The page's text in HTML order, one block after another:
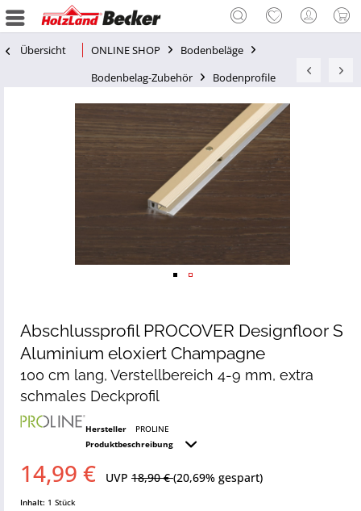
Übersicht ONLINE SHOP
Bodenbeläge
Bodenbelag-Zubehör
Bodenprofile
Abschlussprofil PROCOVER Designfloor S
Aluminium eloxiert Champagne
100 cm lang, Verstellbereich 4-9 mm, extra
schmales Deckprofil
Hersteller
PROLINE
Produktbeschreibung
14,99 € UVP 18,90 €(20,69% gespart)
Inhalt: 1 Stück